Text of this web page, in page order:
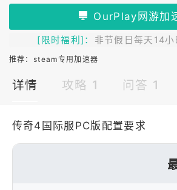
[限时福利]： 非节假日每天14小
推荐： steam专用加速器
详情 攻略 1 问答 1
传奇4国际服PC版配置要求